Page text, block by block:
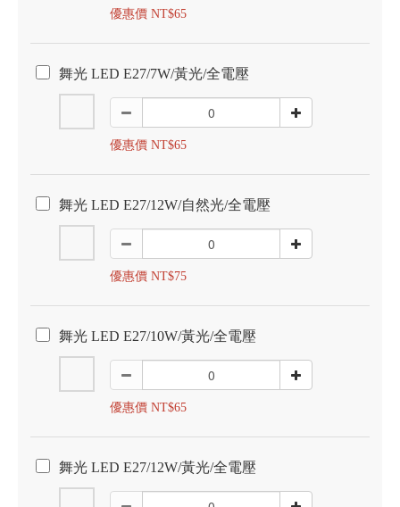
優惠價 NT$65
舞光 LED E27/7W/黃光/全電壓
優惠價 NT$65
舞光 LED E27/12W/自然光/全電壓
優惠價 NT$75
舞光 LED E27/10W/黃光/全電壓
優惠價 NT$65
舞光 LED E27/12W/黃光/全電壓